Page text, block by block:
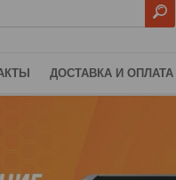
ДОСТАВКА И ОПЛАТА